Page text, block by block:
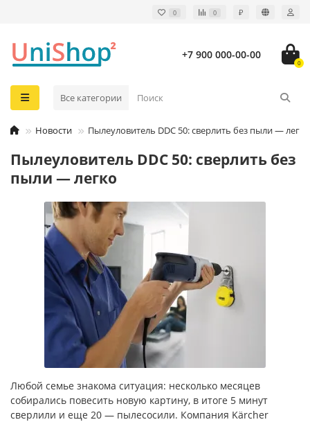
0 0 ₽
+7 900 000-00-00
0
Все категории
Новости Пылеуловитель DDC 50: сверлить без пыли — легко
Пылеуловитель DDC 50: сверлить без
пыли — легко
Любой семье знакома ситуация: несколько месяцев
собирались повесить новую картину, в итоге 5 минут
сверлили и еще 20 — пылесосили. Компания Kärcher